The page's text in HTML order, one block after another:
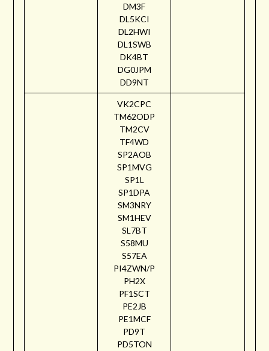
DM3F
DL5KCI
DL2HWI
DL1SWB
DK4BT
DG0JPM
DD9NT
VK2CPC
TM62ODP
TM2CV
TF4WD
SP2AOB
SP1MVG
SP1L
SP1DPA
SM3NRY
SM1HEV
SL7BT
S58MU
S57EA
PI4ZWN/P
PH2X
PF1SCT
PE2JB
PE1MCF
PD9T
PD5TON